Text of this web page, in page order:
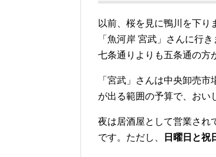
以前、桜を見に鴨川を下り
「魚河岸 宮武」さんに行
七条通りよりも五条通の方
「宮武」さんは中央卸売
が出る範囲の予算で、おい
夜は居酒屋として営業され
です。ただし、
日曜日と祝